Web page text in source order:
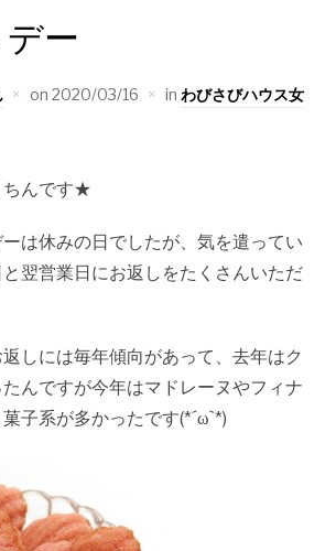
ー
on 2020/03/16 in わびさびハウス女
ちんです★
は休みの日でしたが、気を遣ってい
翌営業日にお返しをたくさんいただ
しには毎年傾向があって、去年はク
んですが今年はマドレーヌやフィナ
子系が多かったです(*´ω`*)